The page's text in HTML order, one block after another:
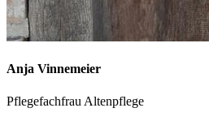
Anja Vinnemeier
Pflegefachfrau Altenpflege